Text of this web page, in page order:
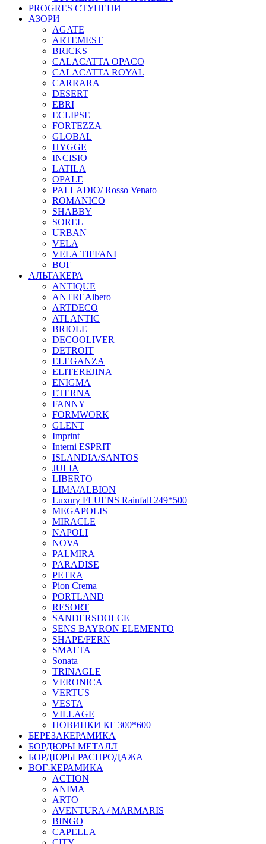
PROGRES СТУПЕНИ
АЗОРИ
AGATE
ARTEMEST
BRICKS
CALACATTA OPACO
CALACATTA ROYAL
CARRARA
DESERT
EBRI
ECLIPSE
FORTEZZA
GLOBAL
HYGGE
INCISIO
LATILA
OPALE
PALLADIO/ Rosso Venato
ROMANICO
SHABBY
SOREL
URBAN
VELA
VELA TIFFANI
ВОГ
АЛЬТАКЕРА
ANTIQUE
ANTREAlbero
ARTDECO
ATLANTIC
BRIOLE
DECOOLIVER
DETROIT
ELEGANZA
ELITEREJINA
ENIGMA
ETERNA
FANNY
FORMWORK
GLENT
Imprint
Interni ESPRIT
ISLANDIA/SANTOS
JULIA
LIBERTO
LIMA/ALBION
Luxury FLUENS Rainfall 249*500
MEGAPOLIS
MIRACLE
NAPOLI
NOVA
PALMIRA
PARADISE
PETRA
Pion Crema
PORTLAND
RESORT
SANDERSDOLCE
SENS BAYRON ELEMENTO
SHAPE/FERN
SMALTA
Sonata
TRINAGLE
VERONICA
VERTUS
VESTA
VILLAGE
НОВИНКИ КГ 300*600
БЕРЕЗАКЕРАМИКА
БОРДЮРЫ МЕТАЛЛ
БОРДЮРЫ РАСПРОДАЖА
ВОГ-КЕРАМИКА
ACTION
ANIMA
ARTO
AVENTURA / MARMARIS
BINGO
CAPELLA